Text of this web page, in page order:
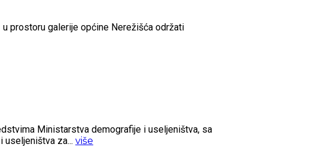
prostoru galerije općine Nerežišća održati
Ministarstva demografije i useljeništva, sa
za... više